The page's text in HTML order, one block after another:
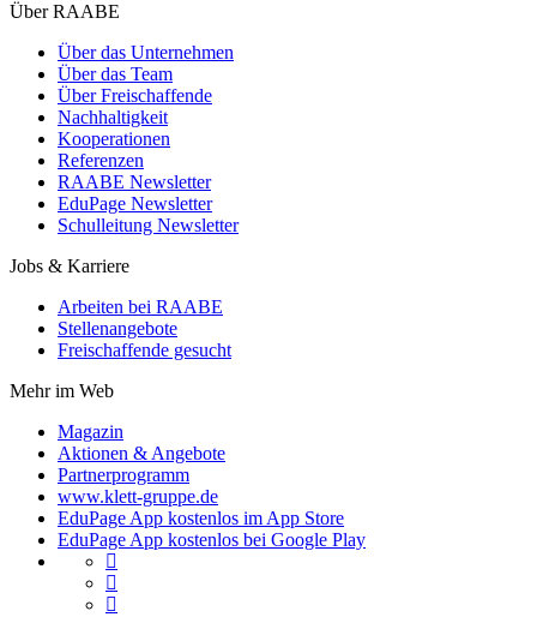
Über RAABE
Über das Unternehmen
Über das Team
Über Freischaffende
Nachhaltigkeit
Kooperationen
Referenzen
RAABE Newsletter
EduPage Newsletter
Schulleitung Newsletter
Jobs & Karriere
Arbeiten bei RAABE
Stellenangebote
Freischaffende gesucht
Mehr im Web
Magazin
Aktionen & Angebote
Partnerprogramm
www.klett-gruppe.de
EduPage App kostenlos im App Store
EduPage App kostenlos bei Google Play


